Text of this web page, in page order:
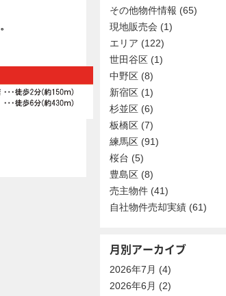
その他物件情報 (65)
現地販売会 (1)
エリア (122)
世田谷区 (1)
中野区 (8)
新宿区 (1)
杉並区 (6)
板橋区 (7)
練馬区 (91)
桜台 (5)
豊島区 (8)
売主物件 (41)
自社物件売却実績 (61)
月別アーカイブ
2026年7月 (4)
2026年6月 (2)